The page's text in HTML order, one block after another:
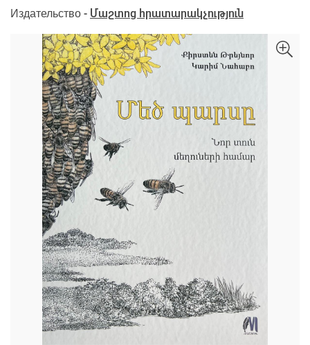
Издательство - Մաշտոց հրատարակչություն